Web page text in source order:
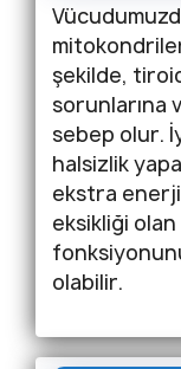
şekilde,
sorunlarına
sebep olur.
halsizlik
ekstra enerji
eksikliği
olabilir.